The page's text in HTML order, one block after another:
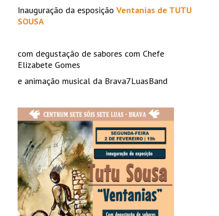
Inauguração da esposiçãoVentanias de TUTU
SOUSA
com degustação de sabores com Chefe
Elizabete Gomes
e animação musical da Brava7LuasBand